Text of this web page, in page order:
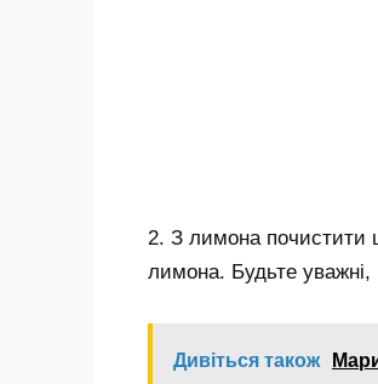
2. З лимона почистити
лимона. Будьте
Дивіться також